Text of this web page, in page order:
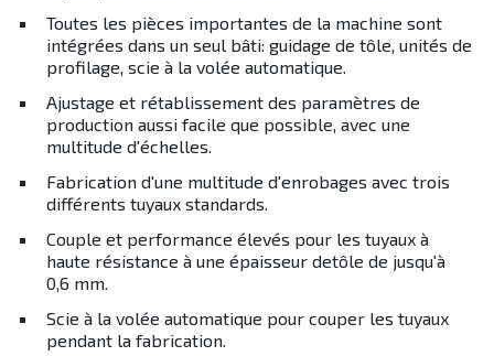
Toutes les pièces importantes de la machine sont
intégrées dans un seul bâti: guidage de tôle, unités de
profilage, scie à la volée automatique.
Ajustage et rétablissement des paramètres de
production aussi facile que possible, avec une
multitude d'échelles.
Fabrication d'une multitude d'enrobages avec trois
différents tuyaux standards.
Couple et performance élevés pour les tuyaux à
haute résistance à une épaisseur detôle de jusqu'à
0,6 mm.
Scie à la volée automatique pour couper les tuyaux
pendant la fabrication.